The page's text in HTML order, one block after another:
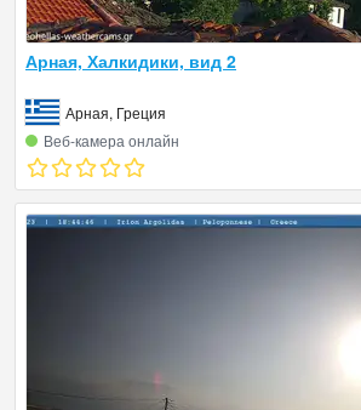
Арная, Халкидики, вид 2
Арная, Греция
Веб‑камера онлайн